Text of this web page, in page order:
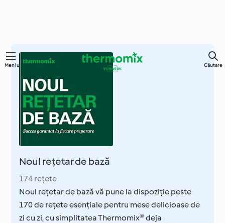
Sari
conținutul
principal
Meniu Căutare
Noul rețetar de bază
174 rețete
Noul rețetar de bază vă pune la dispoziție peste
170 de rețete esențiale pentru mese delicioase de
zi cu zi, cu simplitatea Thermomix® deja